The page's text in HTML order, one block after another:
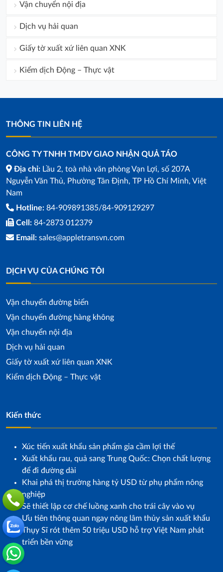
Vận chuyển nội địa
Dịch vụ hải quan
Giấy tờ xuất xứ liên quan XNK
Kiểm dịch Động – Thực vật
THÔNG TIN LIÊN HỆ
CÔNG TY TNHH TMDV GIAO NHẬN QUẢ TÁO
Địa chỉ: Lầu 2, toà nhà văn phòng Vạn Lợi, số 207A
Nguyễn Văn Thủ, Phường Tân Định, TP Hồ Chí Minh, Việt
Nam
Hotline: 84-909891385/84-909129297
Cell: 84-2873 012379
Email: sales@appletransvn.com
DỊCH VỤ CỦA CHÚNG TÔI
Vận chuyển đường biển
Vận chuyển đường hàng không
Vận chuyển nội địa
Dịch vụ hải quan
Giấy tờ xuất xứ liên quan XNK
Kiểm dịch Động – Thực vật
Kiến thức
Xúc tiến xuất khẩu sản phẩm gia cầm lợi thế
Xuất khẩu rau, quả sang Trung Quốc: Chọn chất lượng
để đi đường dài
Khai phá thị trường hàng tỷ USD từ phụ phẩm nông
nghiệp
Sẽ thiết lập cơ chế luồng xanh cho trái cây vào vụ
Ưu tiên thông quan ngay nông lâm thủy sản xuất khẩu
Thụy Sĩ rót thêm 50 triệu USD hỗ trợ Việt Nam phát
triển bền vững